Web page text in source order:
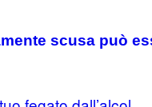
scusa può